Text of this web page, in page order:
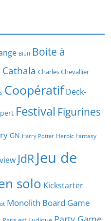
Bluff Boite à
Charles Chevallier
Coopératif Deck-
Festival Figurines
GN Harry Potter Heroic Fantasy
JdRJeu de
solo Kickstarter
Monolith Board Game